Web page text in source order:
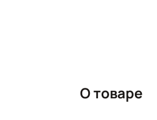
О товаре